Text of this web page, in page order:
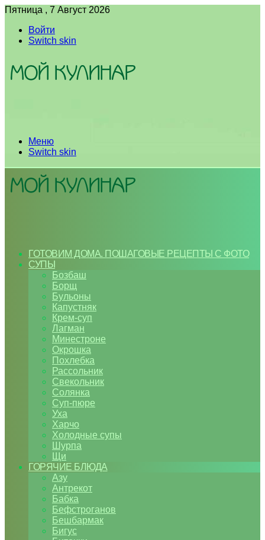
Пятница , 7 Август 2026
Войти
Switch skin
Меню
Switch skin
ГОТОВИМ ДОМА. ПОШАГОВЫЕ РЕЦЕПТЫ С ФОТО
СУПЫ
Бозбаш
Борщ
Бульоны
Капустняк
Крем-суп
Лагман
Минестроне
Окрошка
Похлебка
Рассольник
Свекольник
Солянка
Суп-пюре
Уха
Харчо
Холодные супы
Шурпа
Щи
ГОРЯЧИЕ БЛЮДА
Азу
Антрекот
Бабка
Бефстроганов
Бешбармак
Бигус